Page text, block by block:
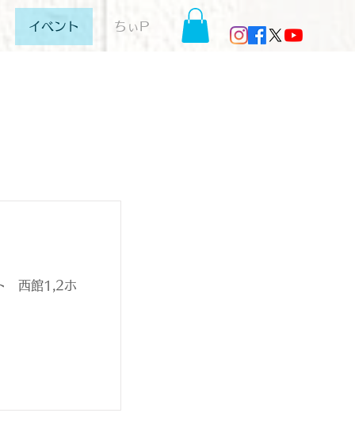
イベント ちぃP
西館1,2ホ